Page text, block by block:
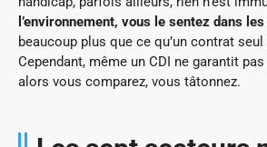
l’environnement, vous le sentez dans
beaucoup plus que ce qu’un contrat
Cependant, même un CDI ne garantit
alors vous comparez, vous tâtonnez.